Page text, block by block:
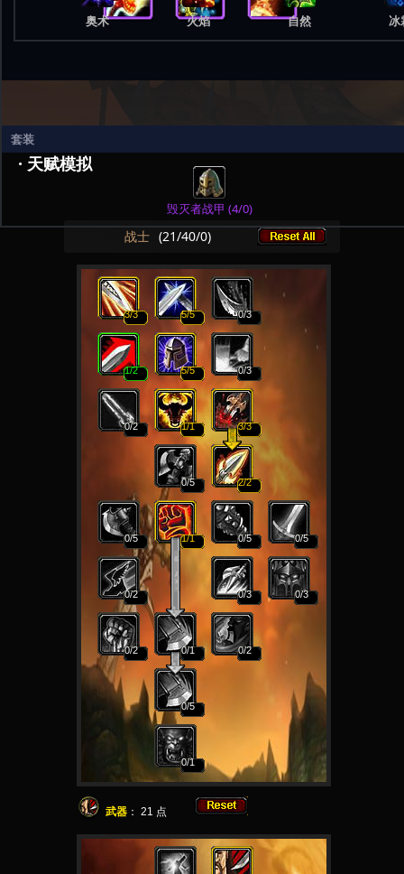
套装
毁灭者战甲 (4/0)
奥术 火焰 自然 冰
· 天赋模拟
战士 (21/40/0)
3/3 5/5 0/3
1/2 5/5 0/3
0/2 1/1 3/3
0/5 2/2
0/5 1/1 0/5 0/5
0/2 0/3 0/3
0/2 0/1 0/2
0/5
0/1
武器 ： 21 点